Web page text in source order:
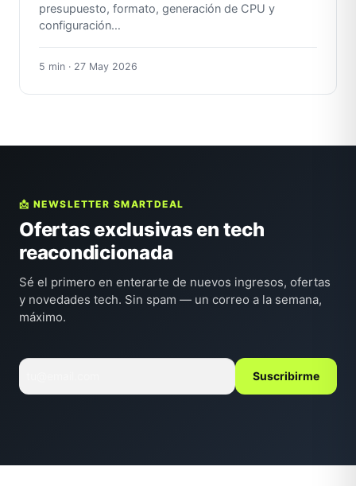
presupuesto, formato, generación de CPU y
configuración…
5 min · 27 May 2026
📩 NEWSLETTER SMARTDEAL
Ofertas exclusivas en tech
reacondicionada
Sé el primero en enterarte de nuevos ingresos, ofertas
y novedades tech. Sin spam — un correo a la semana,
máximo.
Suscribirme